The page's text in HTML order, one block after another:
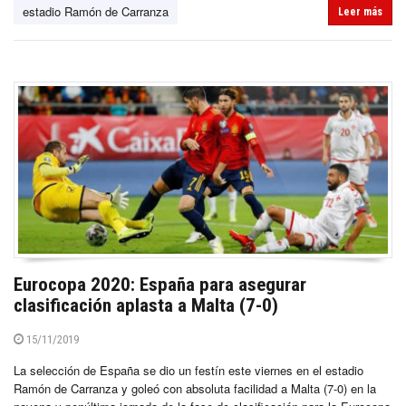
estadio Ramón de Carranza Leer más
Eurocopa 2020: España para asegurar
clasificación aplasta a Malta (7-0)
15/11/2019
La selección de España se dio un festín este viernes en el estadio
Ramón de Carranza y goleó con absoluta facilidad a Malta (7-0) en la